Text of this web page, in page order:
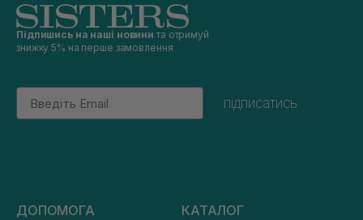
Підпишись на наші новини та отримуй
знижку 5% на перше замовлення
Email
підписатись
ДОПОМОГА КАТАЛОГ